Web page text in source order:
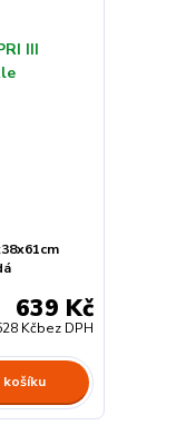
639 Kč
Kčbez DPH